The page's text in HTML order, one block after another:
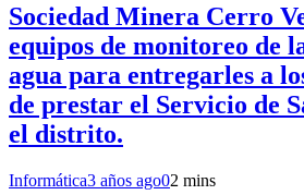
Sociedad Minera Cerro
equipos de monitoreo de
agua para entregarles a
de prestar el Servicio de
el distrito.
Informática3 años ago02 mins